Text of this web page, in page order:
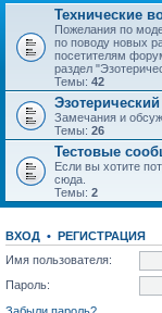
Технические
Пожелания по
по поводу новых
посетителям
раздел
Темы: 42
Эзотерический
Замечания и
Темы: 26
Тестовые
Если вы хотите
сюда.
Темы: 2
ВХОД • РЕГИСТРАЦИЯ
Имя пользователя:
Пароль: